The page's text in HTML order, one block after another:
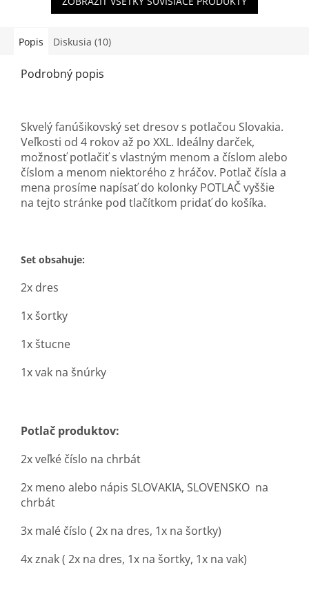
Popis Diskusia (10)
Podrobný popis
Skvelý fanúšikovský set dresov s potlačou Slovakia.
Veľkosti od 4 rokov až po XXL. Ideálny darček,
možnosť potlačiť s vlastným menom a číslom alebo
číslom a menom niektorého z hráčov. Potlač čísla a
mena prosíme napísať do kolonky POTLAČ vyššie
na tejto stránke pod tlačítkom pridať do košíka.
Set obsahuje:
2x dres
1x šortky
1x štucne
1x vak na šnúrky
Potlač produktov:
2x veľké číslo na chrbát
2x meno alebo nápis SLOVAKIA, SLOVENSKO na
chrbát
3x malé číslo ( 2x na dres, 1x na šortky)
4x znak ( 2x na dres, 1x na šortky, 1x na vak)